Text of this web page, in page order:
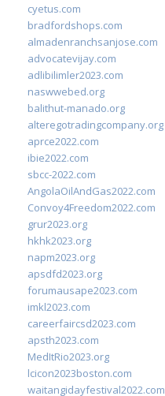
cyetus.com
bradfordshops.com
almadenranchsanjose.com
advocatevijay.com
adlibilimler2023.com
naswwebed.org
balithut-manado.org
alteregotradingcompany.org
aprce2022.com
ibie2022.com
sbcc-2022.com
AngolaOilAndGas2022.com
Convoy4Freedom2022.com
grur2023.org
hkhk2023.org
napm2023.org
apsdfd2023.org
forumausape2023.com
imkl2023.com
careerfaircsd2023.com
apsth2023.com
MedItRio2023.org
lcicon2023boston.com
waitangidayfestival2022.com